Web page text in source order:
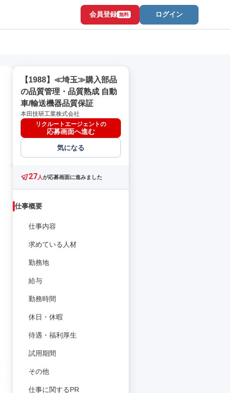
会員登録 無料 ログイン
【1988】≪埼玉≫購入部品
の品質管理・品質熟成 自動
車/輸送機器品質保証
本田技研工業株式会社
リクルートエージェントの
応募画面へ進む
気になる
27人が応募画面に進みました
仕事概要
仕事内容
求めている人材
勤務地
給与
勤務時間
休日・休暇
待遇・福利厚生
試用期間
その他
仕事に関するPR